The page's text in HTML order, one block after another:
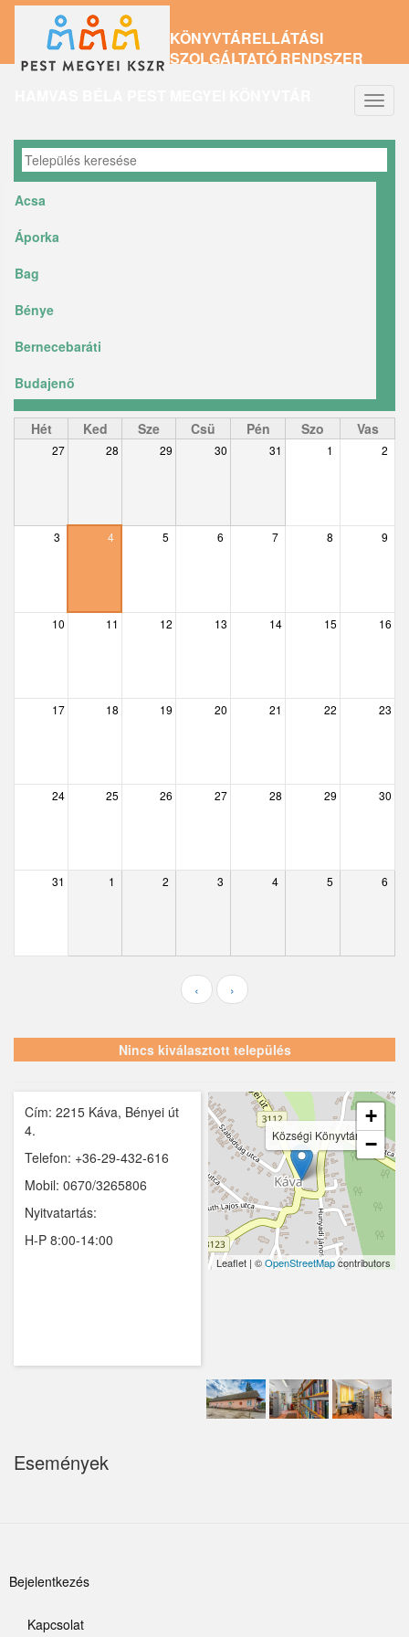
tartalomra
KÖNYVTÁRELLÁTÁSI
SZOLGÁLTATÓ RENDSZER
Acsa
Áporka
Bag
Bénye
Bernecebaráti
Budajenő
Ceglédbercel
Csemő
Csobánka
Délegyháza
Dunabogdány
Hernád
Iklad
Ipolydamásd
Ipolytölgyes
Káva
Kisoroszi
Letkés
Majosháza
Hét Ked Sze Csü Pén Szo Vas
27 28 29 30 31 1 2
3 4 5 6 7 8 9
10 11 12 13 14 15 16
17 18 19 20 21 22 23
24 25 26 27 28 29 30
31 1 2 3 4 5 6
‹ ›
Nincs kiválasztott település
Cím: 2215 Káva, Bényei út
4.
Telefon: +36-29-432-616
Mobil: 0670/3265806
Nyitvatartás:
H-P 8:00-14:00
Községi Könyvtár
+
−
Leaflet | ©OpenStreetMapcontributors
Események
Felhasználói
Bejelentkezés
Kapcsolat